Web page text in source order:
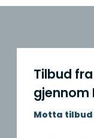
Tilbud
gjennom
Motta tilbud